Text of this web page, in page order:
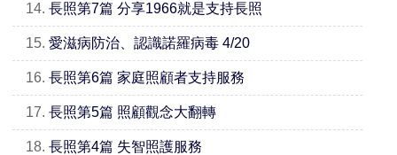
14. 長照第7篇 分享1966就是支持長照
15. 愛滋病防治、認識諾羅病毒 4/20
16. 長照第6篇 家庭照顧者支持服務
17. 長照第5篇 照顧觀念大翻轉
18. 長照第4篇 失智照護服務